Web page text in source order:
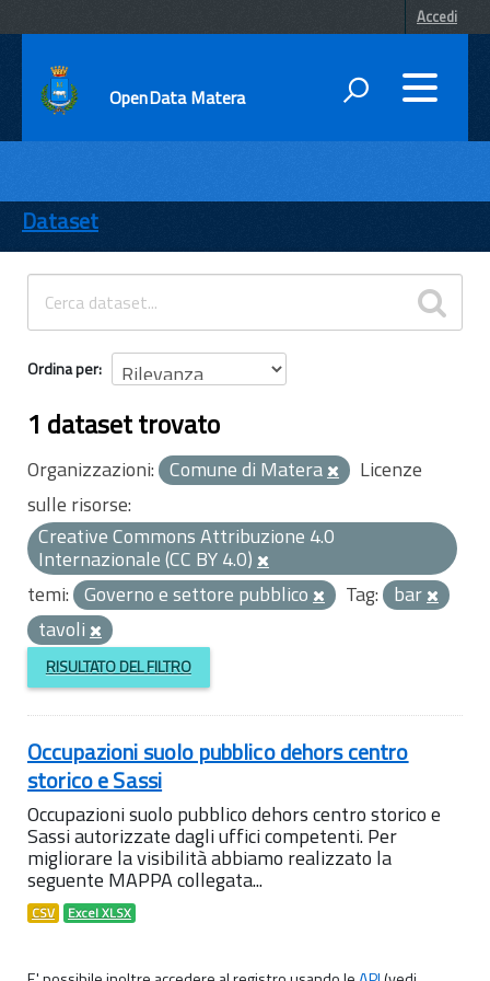
Accedi
OpenData Matera
ENTI
TEMI
INFORMAZIONI
Dataset
Ordina per
1 dataset trovato
Organizzazioni: Comune di Matera
Licenze
sulle risorse:
Creative Commons Attribuzione 4.0
Internazionale (CC BY 4.0)
temi: Governo e settore pubblico Tag: bar
tavoli
RISULTATO DEL FILTRO
Occupazioni suolo pubblico dehors centro
storico e Sassi
Occupazioni suolo pubblico dehors centro storico e
Sassi autorizzate dagli uffici competenti. Per
migliorare la visibilità abbiamo realizzato la
seguente MAPPA collegata...
CSV Excel XLSX